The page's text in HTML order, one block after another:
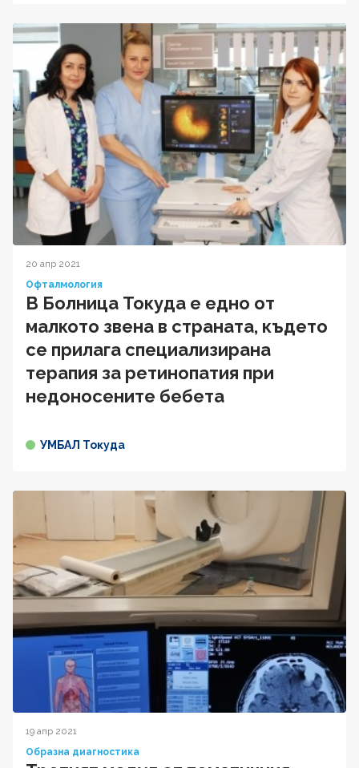
20 апр 2021
Офталмология
В Болница Токуда е едно от
малкото звена в страната, където
се прилага специализирана
терапия за ретинопатия при
недоносените бебета
УМБАЛ Токуда
19 апр 2021
Образна диагностика